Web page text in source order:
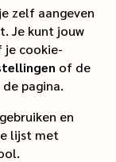
zelf aangeven
Je kunt jouw
je cookie-
of de
pagina.
en
lijst met